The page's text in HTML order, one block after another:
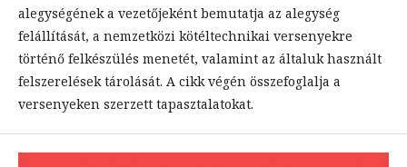
alegységének a vezetőjeként bemutatja az alegység
felállítását, a nemzetközi kötéltechnikai versenyekre
történő felkészülés menetét, valamint az általuk használt
felszerelések tárolását. A cikk végén összefoglalja a
versenyeken szerzett tapasztalatokat.